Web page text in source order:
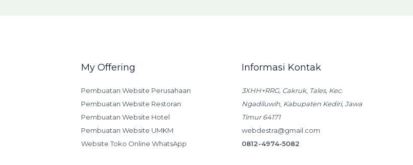
My Offering
Pembuatan Website Perusahaan
Pembuatan Website Restoran
Pembuatan Website Hotel
Pembuatan Website UMKM
Website Toko Online WhatsApp
Informasi Kontak
3XHH+RRG, Cakruk, Tales, Kec.
Ngadiluwih, Kabupaten Kediri, Jawa
Timur 64171
webdestra@gmail.com
0812-4974-5082